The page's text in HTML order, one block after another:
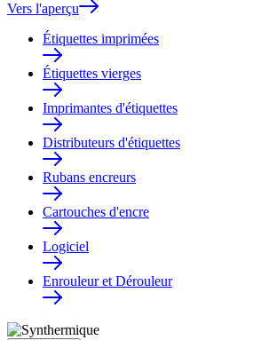
Vers l'aperçu
Étiquettes imprimées
Étiquettes vierges
Imprimantes d'étiquettes
Distributeurs d'étiquettes
Rubans encreurs
Cartouches d'encre
Logiciel
Enrouleur et Dérouleur